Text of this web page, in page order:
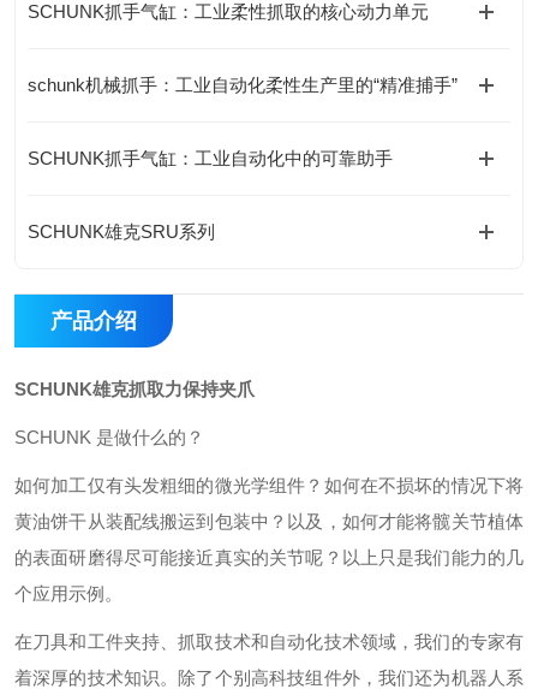
SCHUNK抓手气缸：工业柔性抓取的核心动力单元
schunk机械抓手：工业自动化柔性生产里的“精准捕手”
SCHUNK抓手气缸：工业自动化中的可靠助手
SCHUNK雄克SRU系列
产品介绍
SCHUNK雄克抓取力保持夹爪
SCHUNK 是做什么的？
如何加工仅有头发粗细的微光学组件？如何在不损坏的情况下将
黄油饼干从装配线搬运到包装中？以及，如何才能将髋关节植体
的表面研磨得尽可能接近真实的关节呢？以上只是我们能力的几
个应用示例。
在刀具和工件夹持、抓取技术和自动化技术领域，我们的专家有
着深厚的技术知识。除了个别高科技组件外，我们还为机器人系